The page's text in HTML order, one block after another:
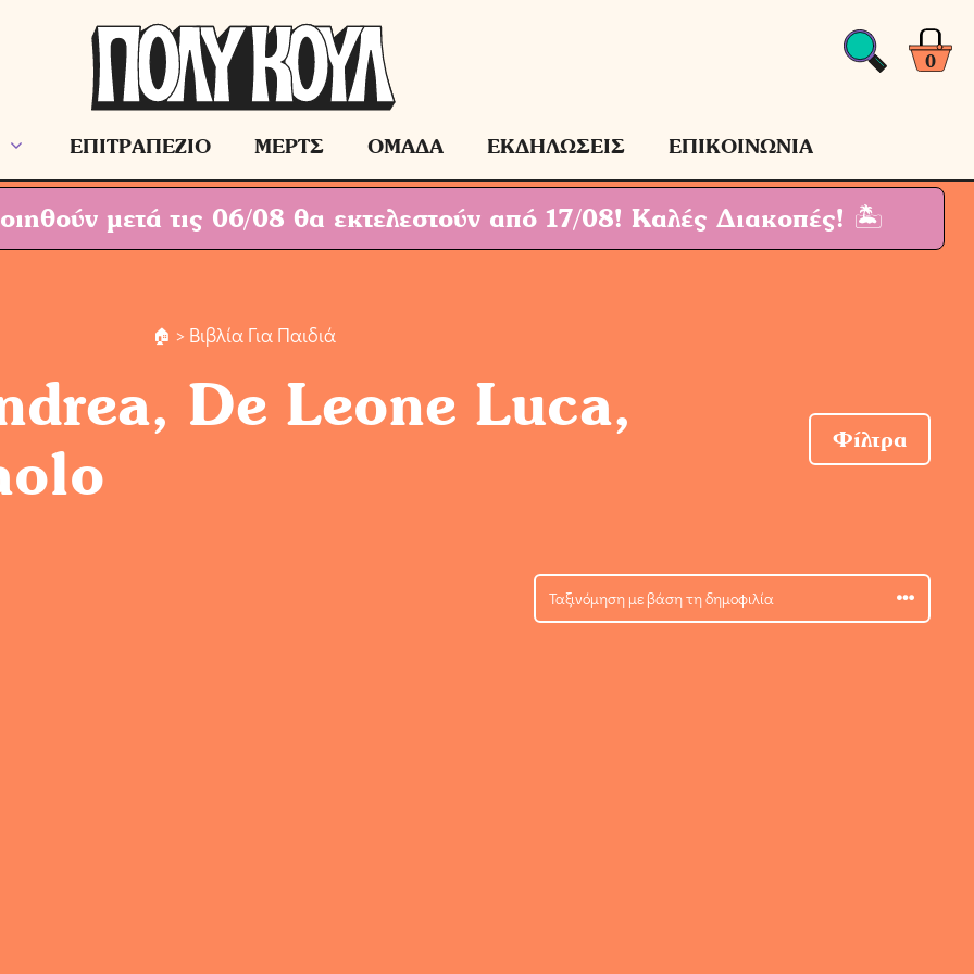
0
ΕΠΙΤΡΑΠΕΖΙΟ ΜΕΡΤΣ ΟΜΑΔΑ ΕΚΔΗΛΩΣΕΙΣ ΕΠΙΚΟΙΝΩΝΙΑ
μετά τις 06/08 θα εκτελεστούν από 17/08! Καλές Διακοπές! 🏝
> Βιβλία Για Παιδιά
De Leone Luca,
Φίλτρα